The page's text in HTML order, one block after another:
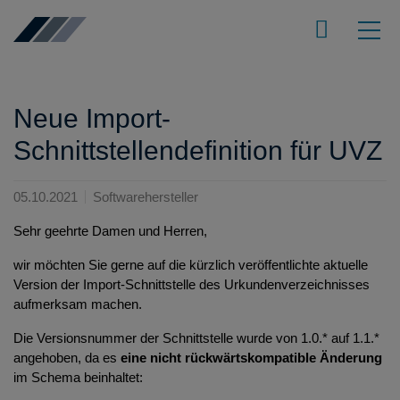
Neue Import-
Schnittstellendefinition für UVZ
05.10.2021 Softwarehersteller
Sehr geehrte Damen und Herren,
wir möchten Sie gerne auf die kürzlich veröffentlichte aktuelle
Version der Import-Schnittstelle des Urkundenverzeichnisses
aufmerksam machen.
Die Versionsnummer der Schnittstelle wurde von 1.0.* auf 1.1.*
angehoben, da es eine nicht rückwärtskompatible Änderung
im Schema beinhaltet: